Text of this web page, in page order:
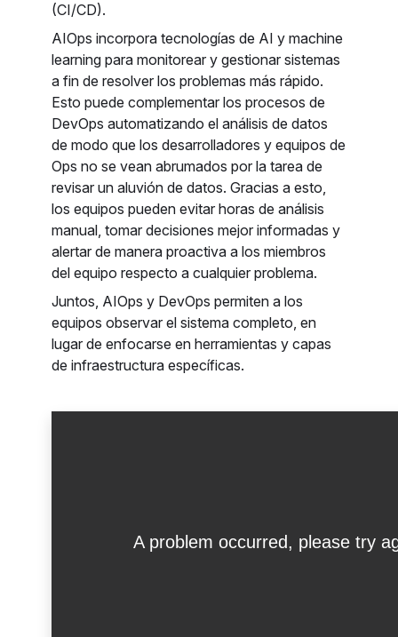
(CI/CD).
AIOps incorpora tecnologías de AI y machine
learning para monitorear y gestionar sistemas
a fin de resolver los problemas más rápido.
Esto puede complementar los procesos de
DevOps automatizando el análisis de datos
de modo que los desarrolladores y equipos de
Ops no se vean abrumados por la tarea de
revisar un aluvión de datos. Gracias a esto,
los equipos pueden evitar horas de análisis
manual, tomar decisiones mejor informadas y
alertar de manera proactiva a los miembros
del equipo respecto a cualquier problema.
Juntos, AIOps y DevOps permiten a los
equipos observar el sistema completo, en
lugar de enfocarse en herramientas y capas
de infraestructura específicas.